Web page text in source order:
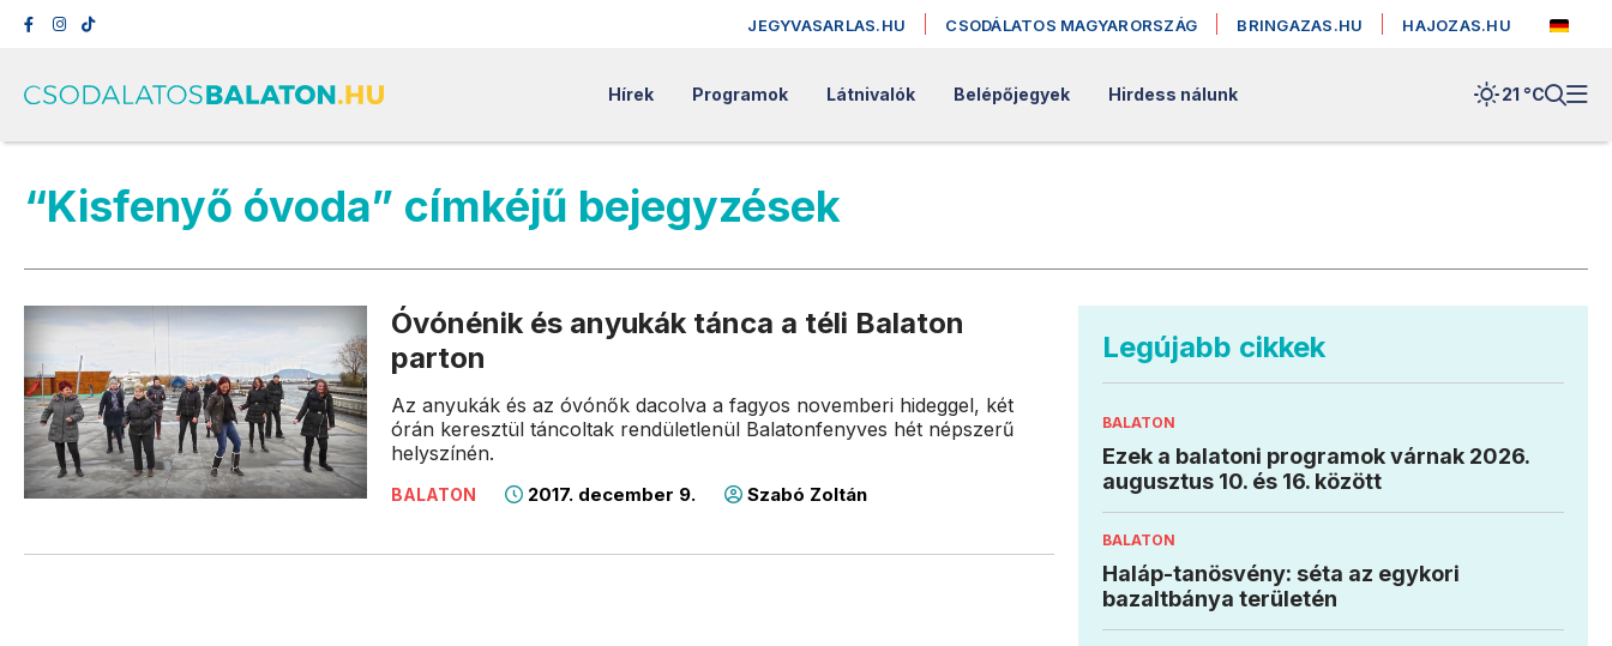
JEGYVASARLAS.HU CSODÁLATOS MAGYARORSZÁG BRINGAZAS.HU HAJOZAS.HU
Hírek Programok Látnivalók Belépőjegyek Hirdess nálunk 21 °C
“Kisfenyő óvoda” címkéjű bejegyzések
Óvónénik és anyukák tánca a téli Balaton
parton
Az anyukák és az óvónők dacolva a fagyos novemberi hideggel, két
órán keresztül táncoltak rendületlenül Balatonfenyves hét népszerű
helyszínén.
BALATON 2017. december 9. Szabó Zoltán
Legújabb cikkek
BALATON
Ezek a balatoni programok várnak 2026.
augusztus 10. és 16. között
BALATON
Haláp-tanösvény: séta az egykori
bazaltbánya területén